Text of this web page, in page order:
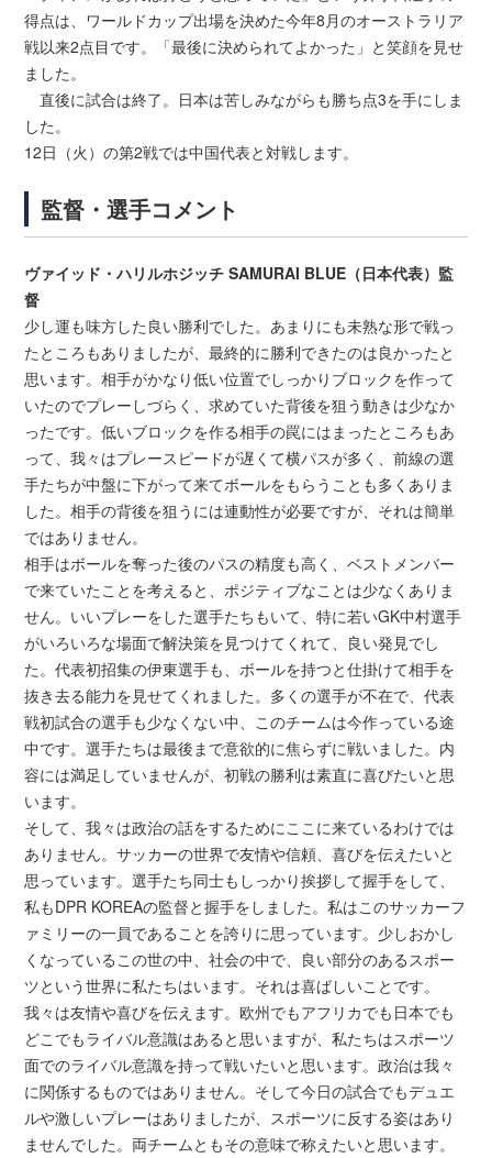
得点は、ワールドカップ出場を決めた今年8月のオーストラリア
戦以来2点目です。「最後に決められてよかった」と笑顔を見せ
ました。
直後に試合は終了。日本は苦しみながらも勝ち点3を手にしま
した。
12日（火）の第2戦では中国代表と対戦します。
監督・選手コメント
ヴァイッド・ハリルホジッチ SAMURAI BLUE（日本代表）監
督
少し運も味方した良い勝利でした。あまりにも未熟な形で戦っ
たところもありましたが、最終的に勝利できたのは良かったと
思います。相手がかなり低い位置でしっかりブロックを作って
いたのでプレーしづらく、求めていた背後を狙う動きは少なか
ったです。低いブロックを作る相手の罠にはまったところもあ
って、我々はプレースピードが遅くて横パスが多く、前線の選
手たちが中盤に下がって来てボールをもらうことも多くありま
した。相手の背後を狙うには連動性が必要ですが、それは簡単
ではありません。
相手はボールを奪った後のパスの精度も高く、ベストメンバー
で来ていたことを考えると、ポジティブなことは少なくありま
せん。いいプレーをした選手たちもいて、特に若いGK中村選手
がいろいろな場面で解決策を見つけてくれて、良い発見でし
た。代表初招集の伊東選手も、ボールを持つと仕掛けて相手を
抜き去る能力を見せてくれました。多くの選手が不在で、代表
戦初試合の選手も少なくない中、このチームは今作っている途
中です。選手たちは最後まで意欲的に焦らずに戦いました。内
容には満足していませんが、初戦の勝利は素直に喜びたいと思
います。
そして、我々は政治の話をするためにここに来ているわけでは
ありません。サッカーの世界で友情や信頼、喜びを伝えたいと
思っています。選手たち同士もしっかり挨拶して握手をして、
私もDPR KOREAの監督と握手をしました。私はこのサッカーフ
ァミリーの一員であることを誇りに思っています。少しおかし
くなっているこの世の中、社会の中で、良い部分のあるスポー
ツという世界に私たちはいます。それは喜ばしいことです。
我々は友情や喜びを伝えます。欧州でもアフリカでも日本でも
どこでもライバル意識はあると思いますが、私たちはスポーツ
面でのライバル意識を持って戦いたいと思います。政治は我々
に関係するものではありません。そして今日の試合でもデュエ
ルや激しいプレーはありましたが、スポーツに反する姿はあり
ませんでした。両チームともその意味で称えたいと思います。